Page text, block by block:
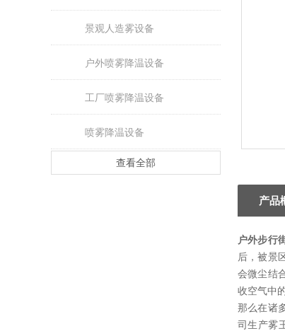
景观人造雾设备
户外喷雾降温设备
工厂喷雾降温设备
喷雾降温设备
查看全部
产品
户外步行
后，被景
会微尘结
收空气中
那么在诸
司生产雾